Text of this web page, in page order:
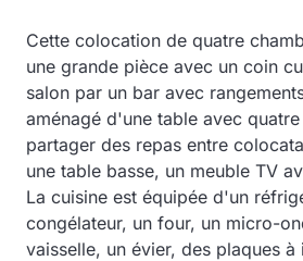
Cette colocation de quatre
une grande pièce avec un coin
salon par un bar avec
aménagé d'une table avec
partager des repas entre
une table basse, un meuble TV
La cuisine est équipée d'un
congélateur, un four, un micro-
vaisselle, un évier, des plaques à